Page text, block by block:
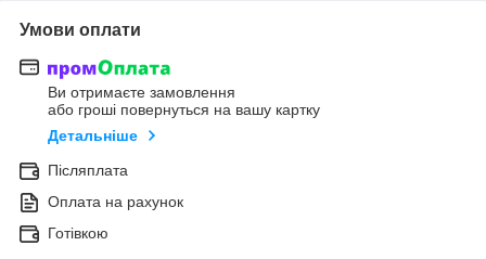
Умови оплати
Ви отримаєте замовлення
або гроші повернуться на вашу картку
Детальніше
Післяплата
Оплата на рахунок
Готівкою